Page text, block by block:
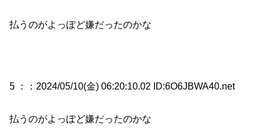
払うのがよっぽど嫌だったのかな
5 ： ：2024/05/10(金) 06:20:10.02 ID:6O6JBWA40.net
払うのがよっぽど嫌だったのかな